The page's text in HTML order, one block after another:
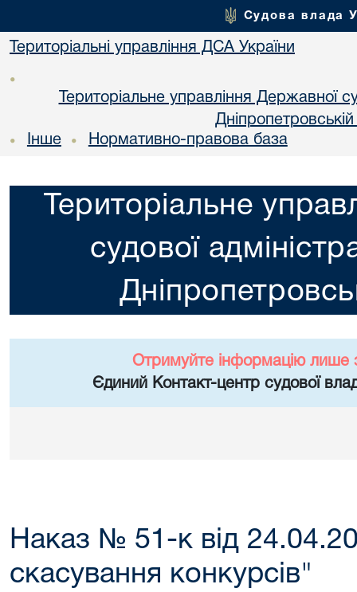
Судова влада
Територіальні управління ДСА України
•
Територіальне управління Державної
• Інше • Нормативно-правова база
Територіальне
судової
Отримуйте інформацію лише
Єдиний Контакт-центр судової
Наказ № 51-к від
скасування конкурсів"